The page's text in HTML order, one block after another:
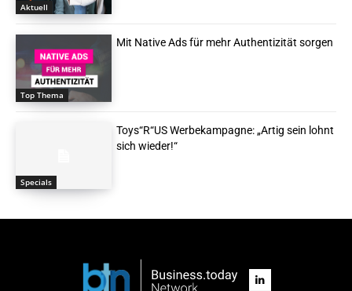
Aktuell
Top Thema
Mit Native Ads für mehr Authentizität sorgen
Specials
Toys“R“US Werbekampagne: „Artig sein lohnt
sich wieder!“